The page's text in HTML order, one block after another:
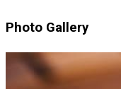
Photo Gallery